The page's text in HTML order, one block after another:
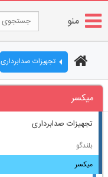
منو
تجهیزات صدابرداری
میکسر
تجهیزات صدابرداری
بلندگو
میکسر